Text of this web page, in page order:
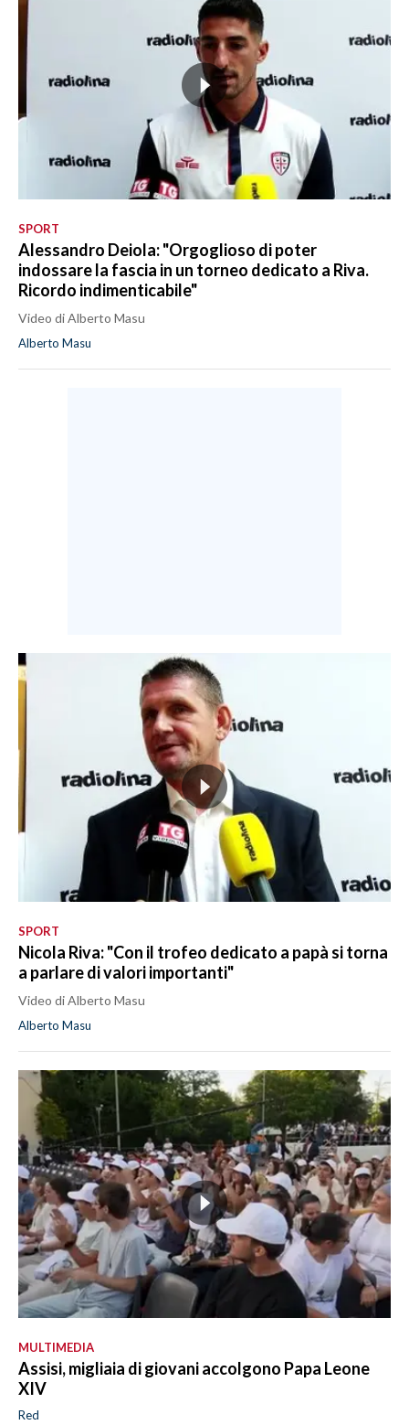
SPORT
Alessandro Deiola: "Orgoglioso di poter
indossare la fascia in un torneo dedicato a Riva.
Ricordo indimenticabile"
Video di Alberto Masu
Alberto Masu
SPORT
Nicola Riva: "Con il trofeo dedicato a papà si torna
a parlare di valori importanti"
Video di Alberto Masu
Alberto Masu
MULTIMEDIA
Assisi, migliaia di giovani accolgono Papa Leone
XIV
Red